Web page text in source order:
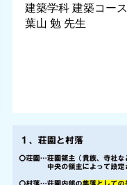
建築学科 建築コース
葉山 勉 先生